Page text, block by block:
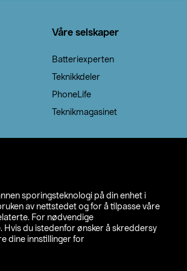
sporingsteknologi på din enhet i
av nettstedet og for å tilpasse våre
For nødvendige
Hvis du istedenfor ønsker å skreddersy
dine innstillinger for
Våre selskaper
Batteriexperten
Teknikkdeler
PhoneLife
Teknikmagasinet